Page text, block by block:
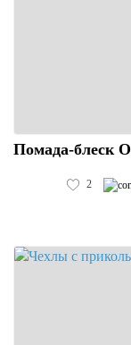
Помада-блеск
2